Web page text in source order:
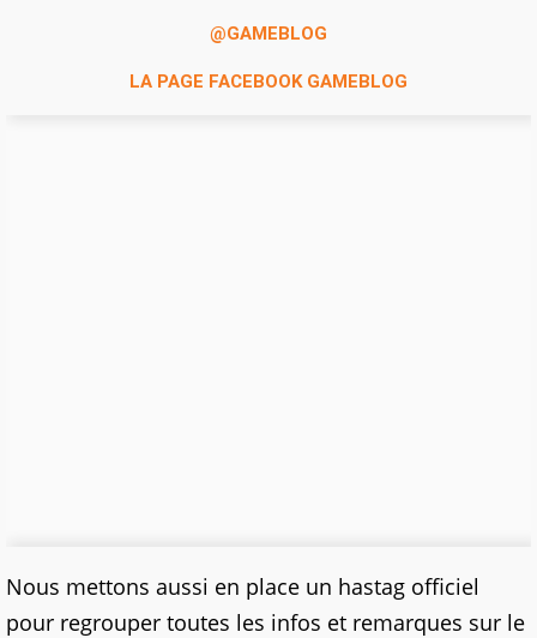
@GAMEBLOG
LA PAGE FACEBOOK GAMEBLOG
Nous mettons aussi en place un hastag officiel
pour regrouper toutes les infos et remarques sur le